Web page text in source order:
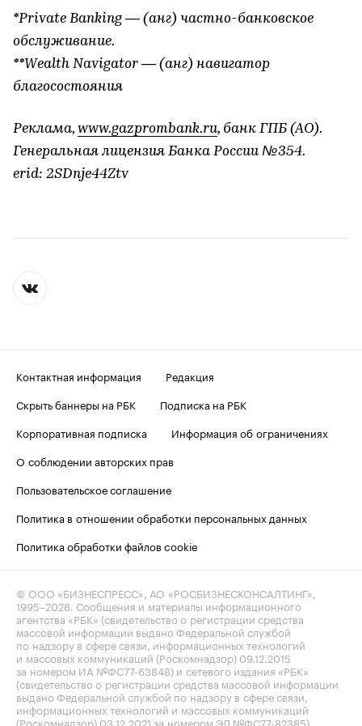
*Private Banking — (анг) частно-банковское
обслуживание.
**Wealth Navigator — (анг) навигатор
благосостояния
Реклама, www.gazprombank.ru, банк ГПБ (АО).
Генеральная лицензия Банка России №354.
erid: 2SDnje44Ztv
Контактная информация
Редакция
Скрыть баннеры на РБК
Подписка на РБК
Корпоративная подписка
Информация об ограничениях
О соблюдении авторских прав
Пользовательское соглашение
Политика в отношении обработки персональных данных
Политика обработки файлов cookie
© ООО «БИЗНЕСПРЕСС», АО «РОСБИЗНЕСКОНСАЛТИНГ»,
1995–2026. Сообщения и материалы информационного
агентства «РБК» (свидетельство о регистрации средства
массовой информации выдано Федеральной службой
по надзору в сфере связи, информационных технологий
и массовых коммуникаций (Роскомнадзор) 09.12.2015
за номером ИА №ФС77-63848) и сетевого издания «РБК»
(свидетельство о регистрации средства массовой информации
выдано Федеральной службой по надзору в сфере связи,
информационных технологий и массовых коммуникаций
(Роскомнадзор) 03.12.2021 за номером ЭЛ №ФС77-82385)